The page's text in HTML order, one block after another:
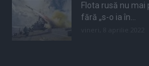
Flota rusă nu
fără „s-o ia în...